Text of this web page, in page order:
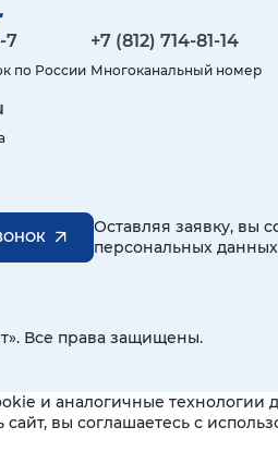
7
по России
+7 (812) 714-81-14
Многоканальный номер
Оставляя заявку, вы
персональных
Все права защищены.
и аналогичные технологии
сайт, вы соглашаетесь с